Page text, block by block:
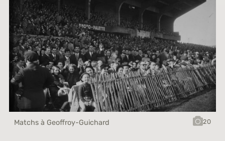
Matchs à Geoffroy-Guichard 20